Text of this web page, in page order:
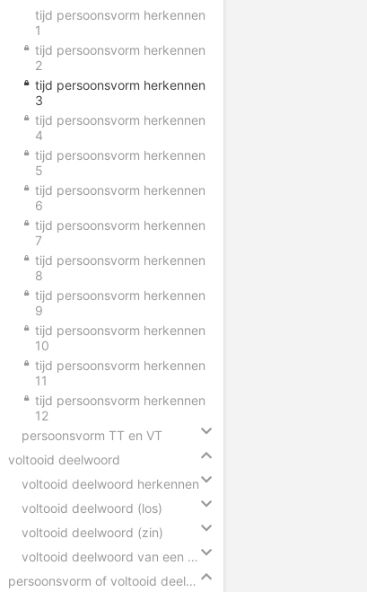
tijd persoonsvorm herkennen
1
tijd persoonsvorm herkennen
2
tijd persoonsvorm herkennen
3
tijd persoonsvorm herkennen
4
tijd persoonsvorm herkennen
5
tijd persoonsvorm herkennen
6
tijd persoonsvorm herkennen
7
tijd persoonsvorm herkennen
8
tijd persoonsvorm herkennen
9
tijd persoonsvorm herkennen
10
tijd persoonsvorm herkennen
11
tijd persoonsvorm herkennen
12
persoonsvorm TT en VT
voltooid deelwoord
voltooid deelwoord herkennen
voltooid deelwoord (los)
voltooid deelwoord (zin)
voltooid deelwoord van een scheidbaar werkwoord
persoonsvorm of voltooid deelwoord